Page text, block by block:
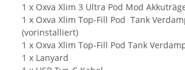
1 x Oxva Xlim 3 Ultra Pod Mod
1 x Oxva Xlim Top-Fill Pod Tank
(vorinstalliert)
1 x Oxva Xlim Top-Fill Pod Tank
1 x Lanyard